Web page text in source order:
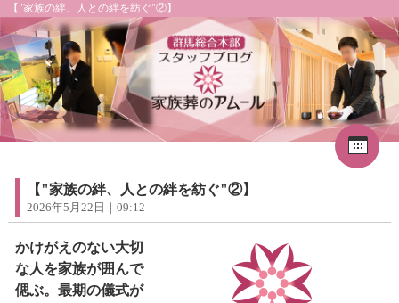
【"家族の絆、人との絆を紡ぐ"②】
1
3 4 5
9
10 11
16
17 18 19 20 21
22
23
24 25 27
30
31
【"家族の絆、人との絆を紡ぐ"②】
2026年5月22日｜09:12
かけがえのない大切
な人を家族が囲んで
偲ぶ。最期の儀式が